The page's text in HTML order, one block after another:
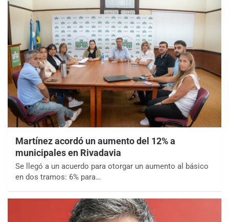
Martínez acordó un aumento del 12% a
municipales en Rivadavia
Se llegó a un acuerdo para otorgar un aumento al básico
en dos tramos: 6% para…